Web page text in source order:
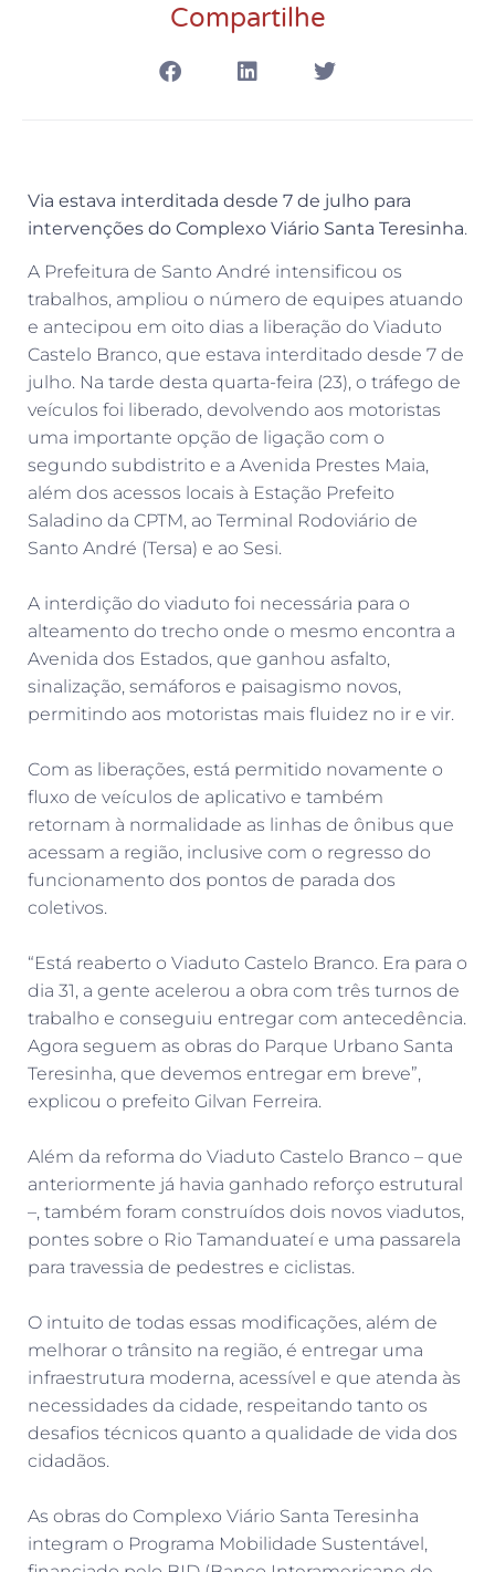
Compartilhe
Via estava interditada desde 7 de julho para
intervenções do Complexo Viário Santa Teresinha.
A Prefeitura de Santo André intensificou os
trabalhos, ampliou o número de equipes atuando
e antecipou em oito dias a liberação do Viaduto
Castelo Branco, que estava interditado desde 7 de
julho. Na tarde desta quarta-feira (23), o tráfego de
veículos foi liberado, devolvendo aos motoristas
uma importante opção de ligação com o
segundo subdistrito e a Avenida Prestes Maia,
além dos acessos locais à Estação Prefeito
Saladino da CPTM, ao Terminal Rodoviário de
Santo André (Tersa) e ao Sesi.
A interdição do viaduto foi necessária para o
alteamento do trecho onde o mesmo encontra a
Avenida dos Estados, que ganhou asfalto,
sinalização, semáforos e paisagismo novos,
permitindo aos motoristas mais fluidez no ir e vir.
Com as liberações, está permitido novamente o
fluxo de veículos de aplicativo e também
retornam à normalidade as linhas de ônibus que
acessam a região, inclusive com o regresso do
funcionamento dos pontos de parada dos
coletivos.
“Está reaberto o Viaduto Castelo Branco. Era para o
dia 31, a gente acelerou a obra com três turnos de
trabalho e conseguiu entregar com antecedência.
Agora seguem as obras do Parque Urbano Santa
Teresinha, que devemos entregar em breve”,
explicou o prefeito Gilvan Ferreira.
Além da reforma do Viaduto Castelo Branco – que
anteriormente já havia ganhado reforço estrutural
–, também foram construídos dois novos viadutos,
pontes sobre o Rio Tamanduateí e uma passarela
para travessia de pedestres e ciclistas.
O intuito de todas essas modificações, além de
melhorar o trânsito na região, é entregar uma
infraestrutura moderna, acessível e que atenda às
necessidades da cidade, respeitando tanto os
desafios técnicos quanto a qualidade de vida dos
cidadãos.
As obras do Complexo Viário Santa Teresinha
integram o Programa Mobilidade Sustentável,